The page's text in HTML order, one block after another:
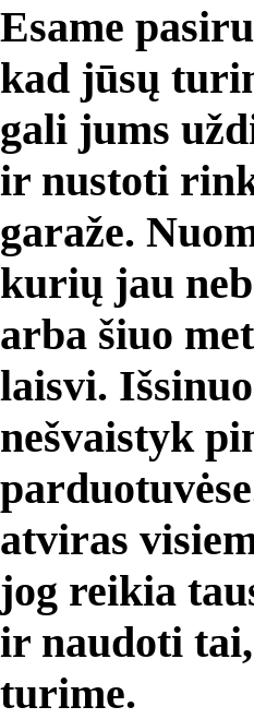
Esame
kad jūsų
gali jums
ir nustoti
garaže.
kurių jau
arba šiuo
laisvi.
nešvaistyk
atviras
jog reikia
ir naudoti
turime.